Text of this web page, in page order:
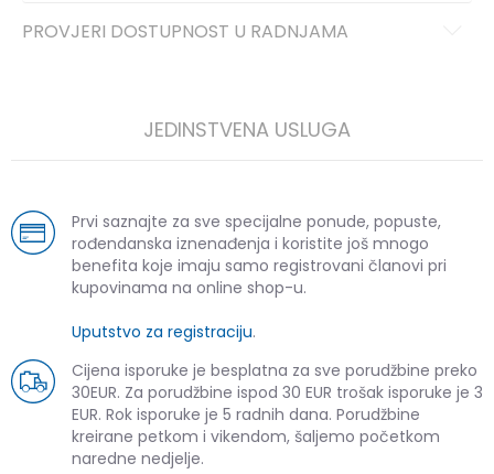
PROVJERI DOSTUPNOST U RADNJAMA
JEDINSTVENA USLUGA
Prvi saznajte za sve specijalne ponude, popuste,
rođendanska iznenađenja i koristite još mnogo
benefita koje imaju samo registrovani članovi pri
kupovinama na online shop-u.
Uputstvo za registraciju.
Cijena isporuke je besplatna za sve porudžbine preko
30EUR. Za porudžbine ispod 30 EUR trošak isporuke je 3
EUR. Rok isporuke je 5 radnih dana. Porudžbine
kreirane petkom i vikendom, šaljemo početkom
naredne nedjelje.